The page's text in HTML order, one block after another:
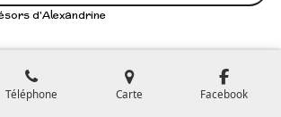
d'Alexandrine
Téléphone Carte Facebook